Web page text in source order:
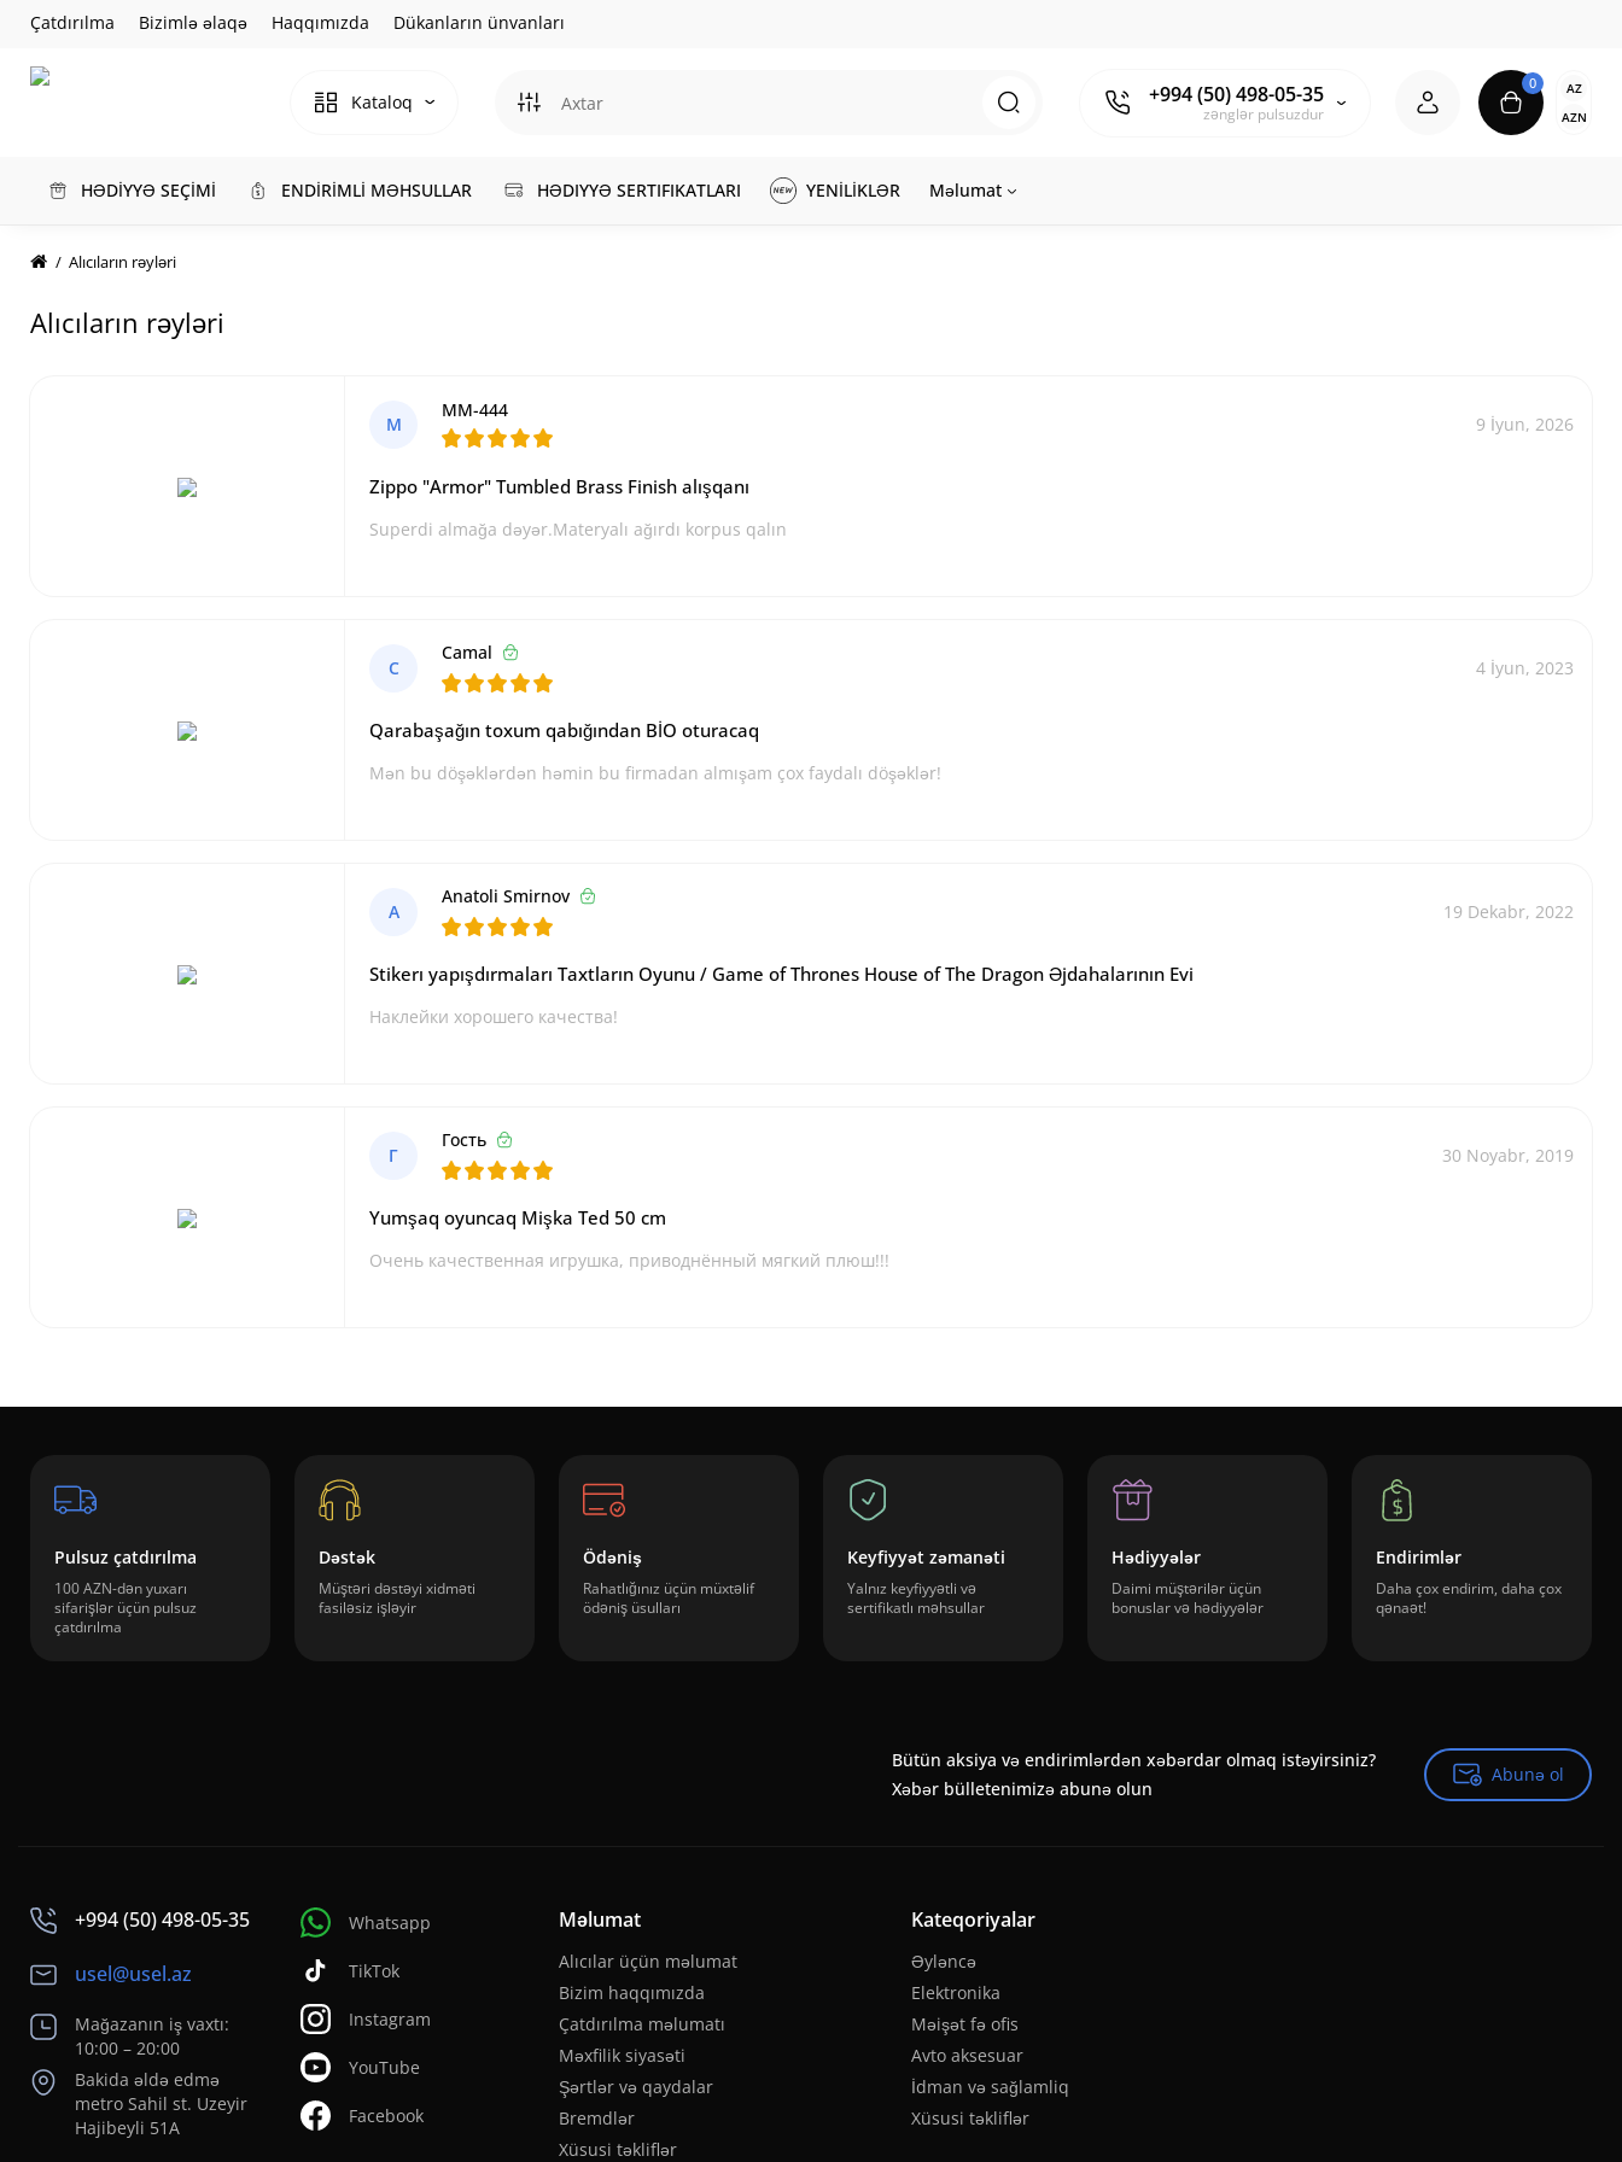
Çatdırılma Bizimlə əlaqə Haqqımızda Dükanların ünvanları
Kataloq +994 (50) 498-05-35
zənglər pulsuzdur
0
AZ
AZN
HƏDİYYƏ SEÇİMİ ENDİRİMLİ MƏHSULLAR HƏDIYYƏ SERTIFIKATLARI YENİLİKLƏR Məlumat
Alıcıların rəyləri
Alıcıların rəyləri
M
MM-444
9 İyun, 2026
Zippo "Armor" Tumbled Brass Finish alışqanı
Superdi almağa dəyər.Materyalı ağırdı korpus qalın
C
Camal
4 İyun, 2023
Qarabaşağın toxum qabığından BİO oturacaq
Mən bu döşəklərdən həmin bu firmadan almışam çox faydalı döşəklər!
A
Anatoli Smirnov
19 Dekabr, 2022
Stikerı yapışdırmaları Taxtların Oyunu / Game of Thrones House of The Dragon Əjdahalarının Evi
Наклейки хорошего качества!
Г
Гость
30 Noyabr, 2019
Yumşaq oyuncaq Mişka Ted 50 cm
Очень качественная игрушка, приводнённый мягкий плюш!!!
Pulsuz çatdırılma
100 AZN-dən yuxarı
sifarişlər üçün pulsuz
çatdırılma
Dəstək
Müştəri dəstəyi xidməti
fasiləsiz işləyir
Ödəniş
Rahatlığınız üçün müxtəlif
ödəniş üsulları
Keyfiyyət zəmanəti
Yalnız keyfiyyətli və
sertifikatlı məhsullar
Hədiyyələr
Daimi müştərilər üçün
bonuslar və hədiyyələr
Endirimlər
Daha çox endirim, daha çox
qənaət!
Bütün aksiya və endirimlərdən xəbərdar olmaq istəyirsiniz?
Xəbər bülletenimizə abunə olun
Abunə ol
Abunə ol
+994 (50) 498-05-35
usel@usel.az
Mağazanın iş vaxtı:
10:00 – 20:00
Bakida əldə edmə
metro Sahil st. Uzeyir
Hajibeyli 51A
Whatsapp
TikTok
Instagram
YouTube
Facebook
Məlumat
Alıcılar üçün məlumat
Bizim haqqımızda
Çatdırılma məlumatı
Məxfilik siyasəti
Şərtlər və qaydalar
Bremdlər
Xüsusi təkliflər
Kateqoriyalar
Əyləncə
Elektronika
Məişət fə ofis
Avto aksesuar
İdman və sağlamliq
Xüsusi təkliflər